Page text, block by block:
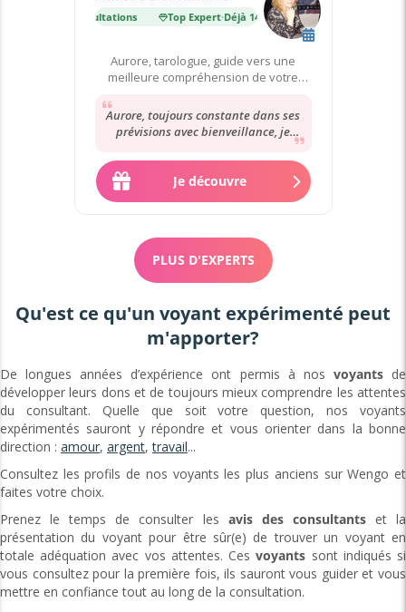
140 000 consultations Top Expert·Déjà 140 000 consultations
Aurore, tarologue, guide vers une
meilleure compréhension de votre
Aurore, toujours constante dans ses
prévisions avec bienveillance, je
"Aurore"...
Je découvre
PLUS D'EXPERTS
Qu'est ce qu'un voyant expérimenté peut
m'apporter?
De longues années d’expérience ont permis à nos voyantsde
développer leurs dons et de toujours mieux comprendre les attentes
du consultant. Quelle que soit votre question, nos voyants
expérimentés sauront y répondre et vous orienter dans la bonne
direction : amour, argent,travail...
Consultez les profils de nos voyants les plus anciens sur Wengo et
faites votre choix.
Prenez le temps de consulter les avis des consultantset la
présentation du voyant pour être sûr(e) de trouver un voyant en
totale adéquation avec vos attentes. Cesvoyants sont indiqués si
vous consultez pour la première fois, ils sauront vous guider et vous
mettre en confiance tout au long de la consultation.